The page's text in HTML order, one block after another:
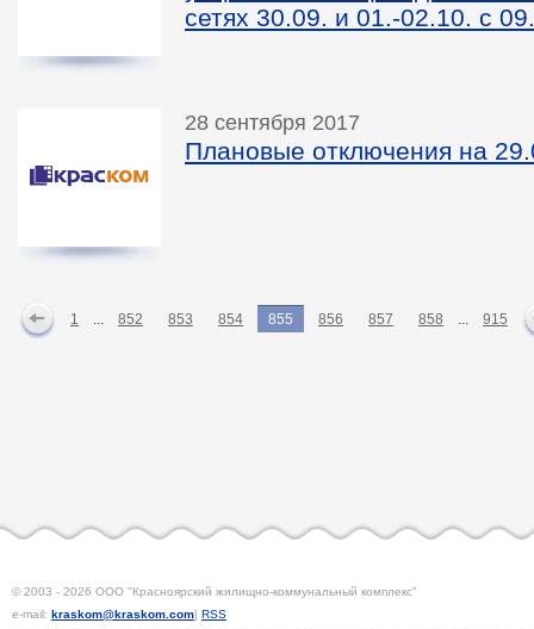
сетях 30.09. и 01.-02.10. с
28 сентября 2017
Плановые отключения на
1 ... 852 853 854 855 856 857 858 ... 915
© 2003 - 2026 ООО "Красноярский жилищно-коммунальный комплекс"
e-mail: kraskom@kraskom.com| RSS